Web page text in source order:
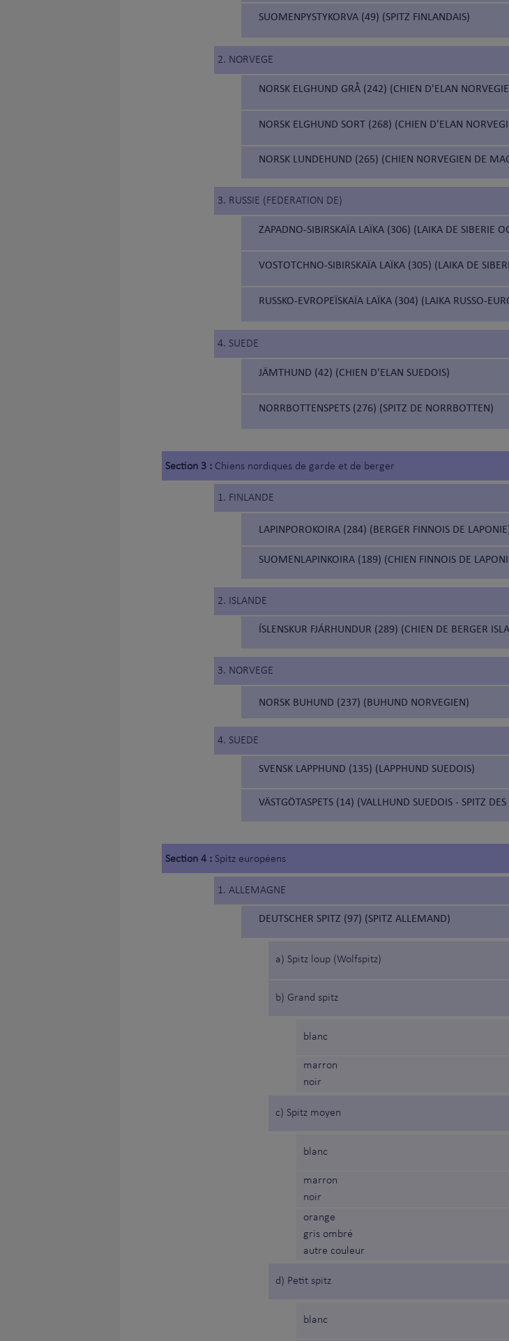
SUOMENPYSTYKORVA (49) (SPITZ FINLANDAIS)
2. NORVEGE
NORSK ELGHUND GRÅ (242) (CHIEN D'ELAN
NORSK ELGHUND SORT (268) (CHIEN D'ELAN
NORSK LUNDEHUND (265) (CHIEN NORVEGIEN DE
3. RUSSIE (FEDERATION DE)
ZAPADNO-SIBIRSKAÏA LAÏKA (306) (LAIKA DE SIBERIE
VOSTOTCHNO-SIBIRSKAÏA LAÏKA (305) (LAIKA DE
RUSSKO-EVROPEÏSKAÏA LAÏKA (304) (LAIKA RUSSO-
4. SUEDE
JÄMTHUND (42) (CHIEN D'ELAN SUEDOIS)
NORRBOTTENSPETS (276) (SPITZ DE NORRBOTTEN)
Section 3 : Chiens nordiques de garde et de berger
1. FINLANDE
LAPINPOROKOIRA (284) (BERGER FINNOIS DE
SUOMENLAPINKOIRA (189) (CHIEN FINNOIS DE
2. ISLANDE
ÍSLENSKUR FJÁRHUNDUR (289) (CHIEN DE BERGER
3. NORVEGE
NORSK BUHUND (237) (BUHUND NORVEGIEN)
4. SUEDE
SVENSK LAPPHUND (135) (LAPPHUND SUEDOIS)
VÄSTGÖTASPETS (14) (VALLHUND SUEDOIS - SPITZ
Section 4 : Spitz européens
1. ALLEMAGNE
DEUTSCHER SPITZ (97) (SPITZ ALLEMAND)
a) Spitz loup (Wolfspitz)
b) Grand spitz
blanc
marron
noir
c) Spitz moyen
blanc
marron
noir
orange
gris ombré
autre couleur
d) Petit spitz
blanc